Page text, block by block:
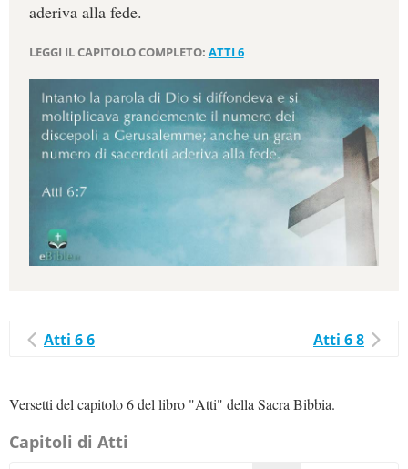
aderiva alla fede.
LEGGI IL CAPITOLO COMPLETO: ATTI 6
Atti 6 6 Atti 6 8
Versetti del capitolo 6 del libro "Atti" della Sacra Bibbia.
Capitoli di Atti